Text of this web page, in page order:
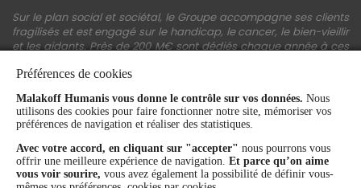
Sur le plan social et sociétal, le Groupe accompagne ses clients
fragilisés et est engagé sur le handicap, le cancer, le bien-vieillir
et les aidants. Près de 200 M€ sont dédiés chaque année à ces
financière et la performance du Groupe sont confirmées par une
notation A+ attribuée depuis 4 ans par S&P Global Ratings et
Fitch Ratings. Sur les plans extra-financiers, Malakoff Humanis
figure parmi les 2% des entreprises les mieux notées au monde
en matière de critères RSE (Ecovadis, niveau Gold - 81/100 en
2026). Enfin, Malakoff Humanis est certifié Top Employer France
Préférences de cookies
Malakoff Humanis vous donne le contrôle sur vos données. Nous
utilisons des cookies pour faire fonctionner notre site, mémoriser vos
préférences de navigation et réaliser des statistiques.
Avec votre accord, en cliquant sur "accepter" nous pourrons vous
offrir une meilleure expérience de navigation. Et parce qu’on aime
vous voir sourire, vous avez également la possibilité de définir vous-